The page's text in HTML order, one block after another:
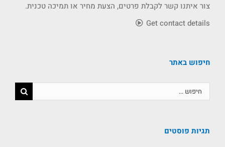
צור איתנו קשר לקבלת פרטים, הצעת מחיר או תמיכה טכנית.
Get contact details
חיפוש באתר
תגיות פוסטים